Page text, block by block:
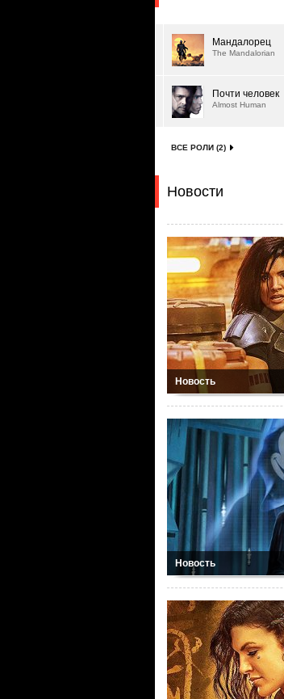
Мандалорец
The Mandalorian
Почти человек
Almost Human
ВСЕ РОЛИ (2)
Новости
Новость
Новость